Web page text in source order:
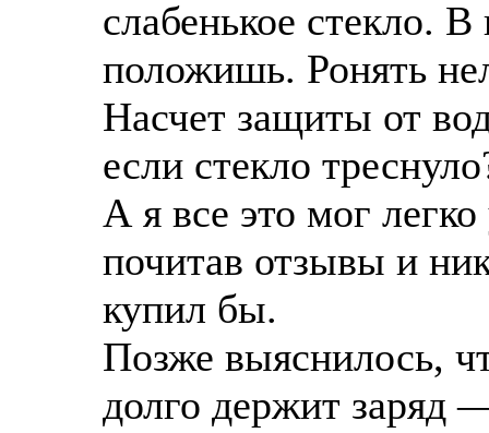
слабенькое стекло.
положишь. Ронять
Насчет защиты от
если стекло
А я все это мог легко
почитав отзывы и
купил бы.
Позже выяснилось,
долго держит заряд